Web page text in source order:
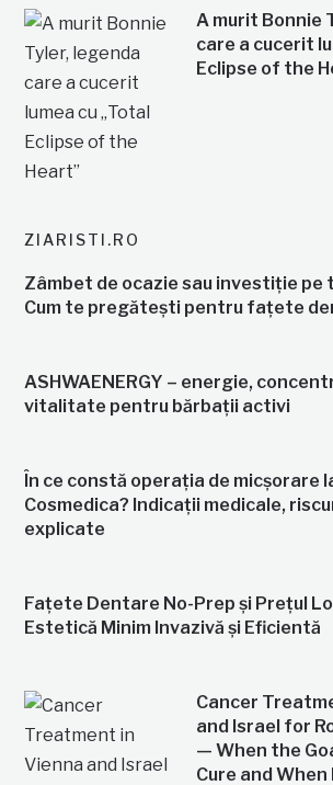
A murit Bonnie
care a cucerit
Eclipse of the
ZIARISTI.RO
Zâmbet de ocazie sau investiție pe
Cum te pregătești pentru fațete
ASHWAENERGY – energie,
vitalitate pentru bărbații activi
În ce constă operația de micșorare
Cosmedica? Indicații medicale,
explicate
Fațete Dentare No-Prep și Prețul
Estetică Minim Invazivă și Eficientă
Cancer
and Israel for
— When the
Cure and When